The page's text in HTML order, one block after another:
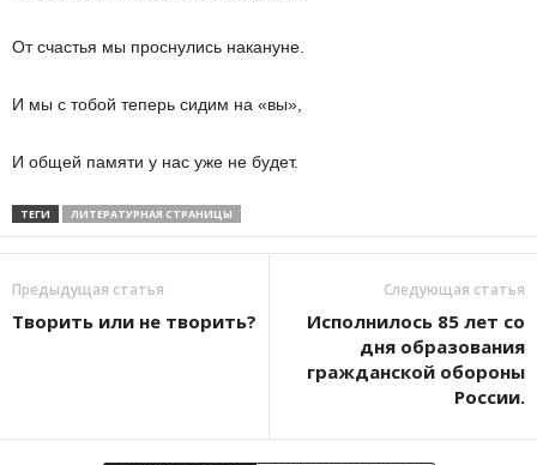
От счастья мы проснулись накануне.
И мы с тобой теперь сидим на «вы»,
И общей памяти у нас уже не будет.
ТЕГИ ЛИТЕРАТУРНАЯ СТРАНИЦЫ
Предыдущая статья
Творить или не творить?
Следующая статья
Исполнилось 85 лет со
дня образования
гражданской обороны
России.